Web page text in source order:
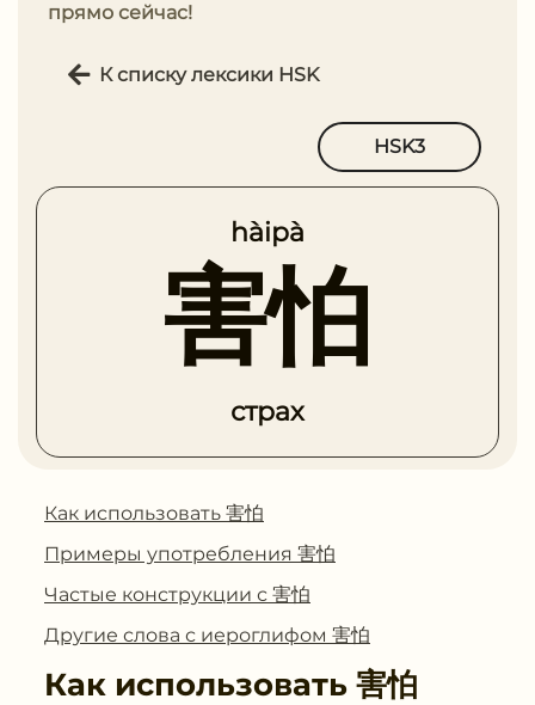
прямо сейчас!
К списку лексики HSK
HSK3
hàipà
害怕
страх
Как использовать 害怕
Примеры употребления 害怕
Частые конструкции с 害怕
Другие слова с иероглифом 害怕
Как использовать 害怕